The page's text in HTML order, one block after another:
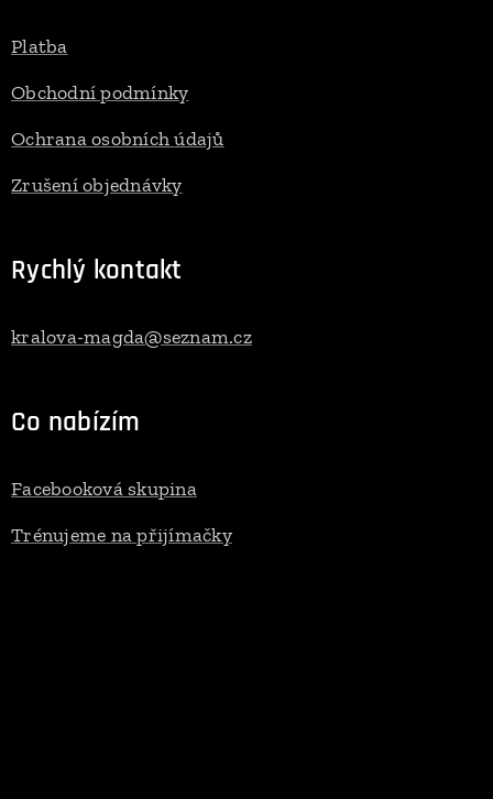
Platba
Obchodní podmínky
Ochrana osobních údajů
Zrušení objednávky
Rychlý kontakt
kralova-magda@seznam.cz
Co nabízím
Facebooková skupina
Trénujeme na přijímačky